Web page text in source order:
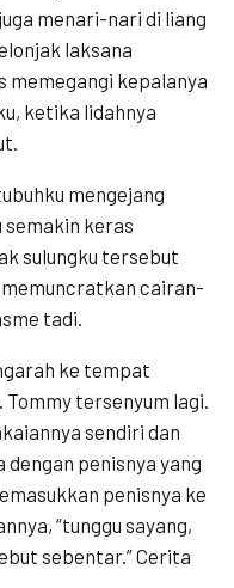
menari-nari di liang
laksana
memegangi kepalanya
ketika lidahnya
mengejang
semakin keras
sulungku tersebut
cairan-
tadi.
ke tempat
tersenyum lagi.
sendiri dan
dengan penisnya yang
penisnya ke
“tunggu sayang,
sebentar.” Cerita